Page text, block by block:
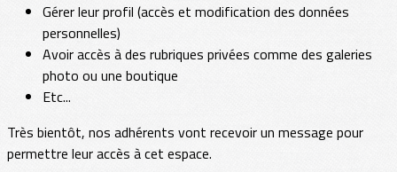
Gérer leur profil (accès et modification des données
personnelles)
Avoir accès à des rubriques privées comme des galeries
photo ou une boutique
Etc...
Très bientôt, nos adhérents vont recevoir un message pour
permettre leur accès à cet espace.